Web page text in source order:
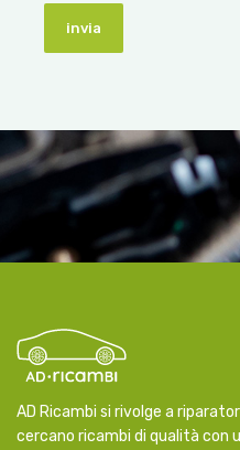
invia
AD Ricambi si rivolge a
cercano ricambi di qualità con